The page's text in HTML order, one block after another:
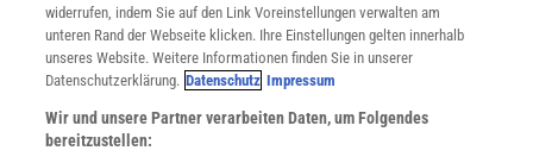
Spektrum.de-Newsletter abonnieren
JETZT ANMELDEN!
Sie können unsere Newsletter jederzeit wieder abbestellen. Infos zu unserem Umgang
widerrufen, indem Sie auf den Link Voreinstellungen verwalten am
unteren Rand der Webseite klicken. Ihre Einstellungen gelten innerhalb
unseres Website. Weitere Informationen finden Sie in unserer
Datenschutzerklärung. Datenschutz Impressum
Wir und unsere Partner verarbeiten Daten, um Folgendes
bereitzustellen: